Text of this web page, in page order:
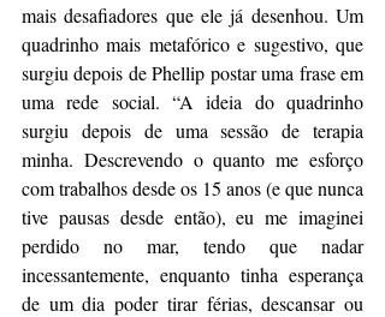
mais desafiadores que ele já desenhou. Um
quadrinho mais metafórico e sugestivo, que
surgiu depois de Phellip postar uma frase em
uma rede social. “A ideia do quadrinho
surgiu depois de uma sessão de terapia
minha. Descrevendo o quanto me esforço
com trabalhos desde os 15 anos (e que nunca
tive pausas desde então), eu me imaginei
perdido no mar, tendo que nadar
incessantemente, enquanto tinha esperança
de um dia poder tirar férias, descansar ou